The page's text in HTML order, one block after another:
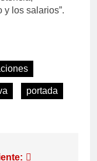
los salarios”.
portada